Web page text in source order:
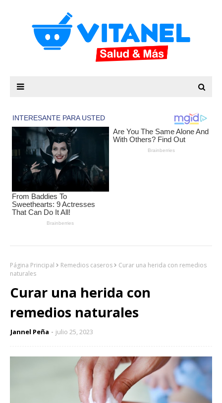
Página Principal Remedios caseros
Curar una herida con remedios
naturales
Curar una herida con
remedios naturales
Jannel Peña julio 25, 2023